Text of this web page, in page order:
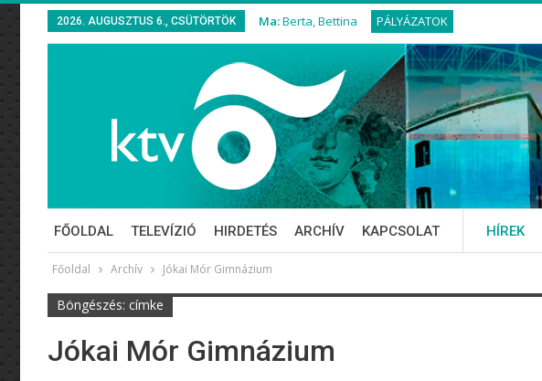
2026. AUGUSZTUS 6., CSÜTÖRTÖK Ma:Berta, Bettina PÁLYÁZATOK
FŐOLDAL TELEVÍZIÓ HIRDETÉS ARCHÍV KAPCSOLAT HÍREK
Főoldal Archív Jókai Mór Gimnázium
Böngészés: címke
Jókai Mór Gimnázium